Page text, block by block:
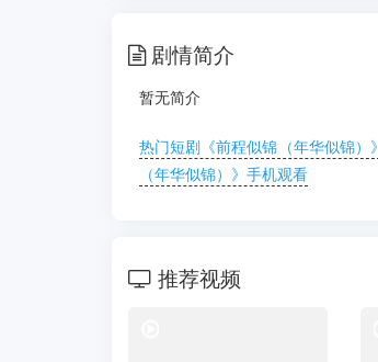
剧情简介
暂无简介
热门短剧《前程似锦（年华似锦）》
（年华似锦）》手机观看
推荐视频